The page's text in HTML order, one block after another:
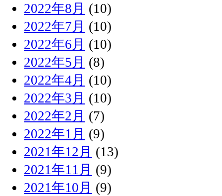
2022年8月 (10)
2022年7月 (10)
2022年6月 (10)
2022年5月 (8)
2022年4月 (10)
2022年3月 (10)
2022年2月 (7)
2022年1月 (9)
2021年12月 (13)
2021年11月 (9)
2021年10月 (9)